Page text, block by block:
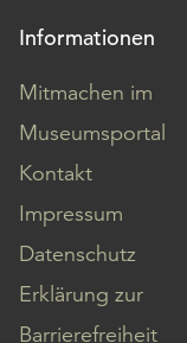
Informationen
Mitmachen im
Museumsportal
Kontakt
Impressum
Datenschutz
Erklärung zur
Barrierefreiheit